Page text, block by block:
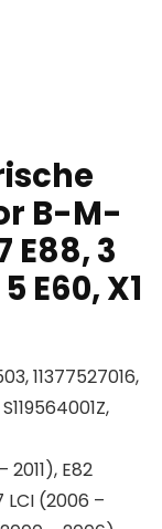
B-M-
E88, 3
E60, X1
11377527016,
E82
LCI (2006 –